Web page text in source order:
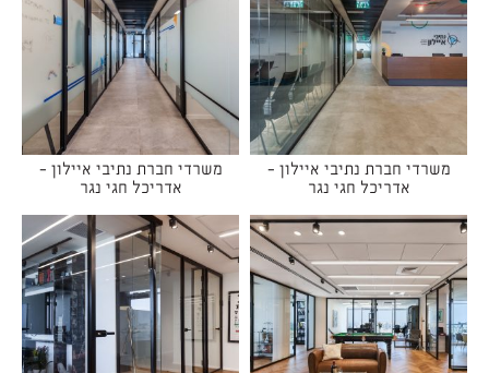
משרדי חברת נתיבי איילון -
אדריכל חגי נגר
משרדי חברת נתיבי איילון -
אדריכל חגי נגר